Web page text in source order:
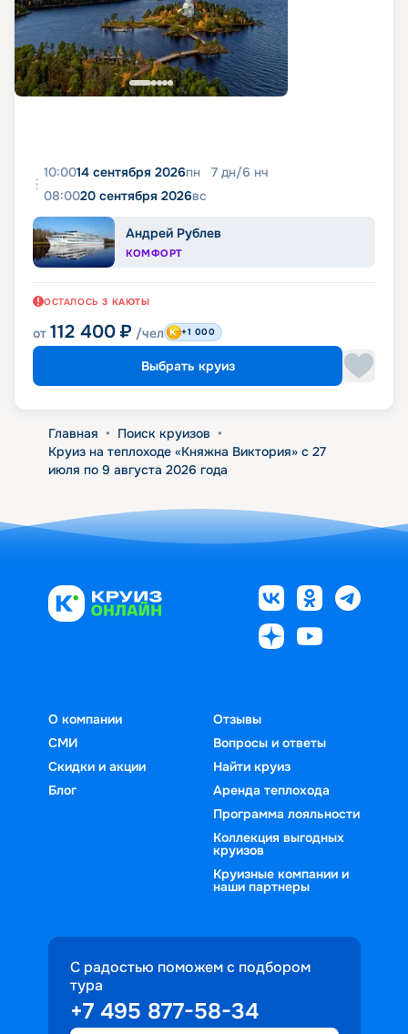
10:0014 сентября 2026пн 7 дн/6 нч
08:0020 сентября 2026вс
Андрей Рублев
КОМФОРТ
ОСТАЛОСЬ 3 КАЮТЫ
от 112 400 ₽ /чел +1 000
Выбрать круиз
Главная • Поиск круизов •
Круиз на теплоходе «Княжна Виктория» с 27
июля по 9 августа 2026 года
О компании
СМИ
Скидки и акции
Блог
Отзывы
Вопросы и ответы
Найти круиз
Аренда теплохода
Программа лояльности
Коллекция выгодных
круизов
Круизные компании и
наши партнеры
С радостью поможем с подбором
тура
+7 495 877-58-34